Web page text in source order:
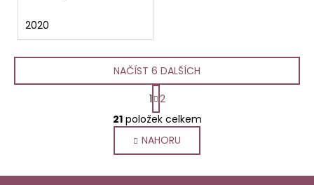
2020
O
v
l
á
d
NAČÍST 6 DALŠÍCH
S
t
r
á
n
k
o
1 2
21položek celkem
NAHORU